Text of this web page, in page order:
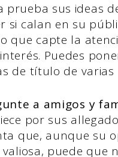
prueba sus ideas
si calan en su
que capte la
Puedes
de título de varias
a amigos y
por sus
que, aunque su
valiosa, puede que